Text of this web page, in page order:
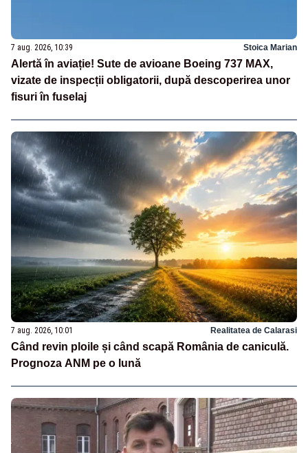
7 aug. 2026, 10:39 Stoica Marian
Alertă în aviație! Sute de avioane Boeing 737 MAX,
vizate de inspecții obligatorii, după descoperirea unor
fisuri în fuselaj
7 aug. 2026, 10:01 Realitatea de Calarasi
Când revin ploile și când scapă România de caniculă.
Prognoza ANM pe o lună